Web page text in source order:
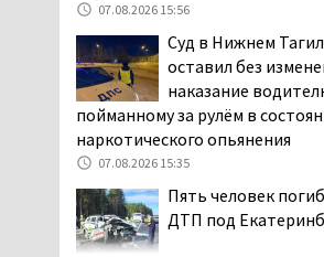
07.08.2026 15:56
Суд в Нижнем
оставил без
наказание
пойманному за рулём в
наркотического опьянения
07.08.2026 15:35
Пять человек
ДТП под